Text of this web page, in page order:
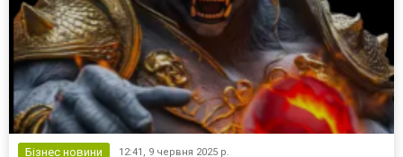
Бізнес новини 12:41, 9 червня 2025 р.